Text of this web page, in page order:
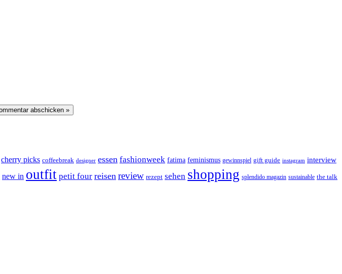
cherry picks coffeebreak designer essen fashionweek fatima feminismus gewinnspiel gift guide instagram interview
new in outfit petit four reisen review rezept sehen shopping splendido magazin sustainable the talk